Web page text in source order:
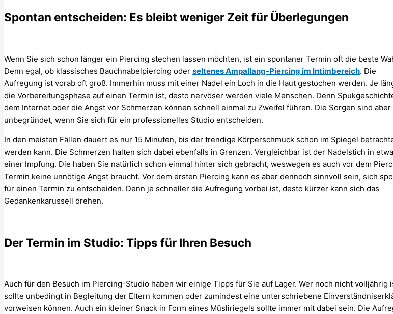
Spontan entscheiden: Es bleibt weniger Zeit für Überlegungen
Wenn Sie sich schon länger ein Piercing stechen lassen möchten, ist ein spontaner Termin oft die beste
Denn egal, ob klassisches Bauchnabelpiercing oder seltenes Ampallang-Piercing im Intimbereich. Die
Aufregung ist vorab oft groß. Immerhin muss mit einer Nadel ein Loch in die Haut gestochen werden. Je
die Vorbereitungsphase auf einen Termin ist, desto nervöser werden viele Menschen. Denn
dem Internet oder die Angst vor Schmerzen können schnell einmal zu Zweifel führen. Die Sorgen sind aber
unbegründet, wenn Sie sich für ein professionelles Studio entscheiden.
In den meisten Fällen dauert es nur 15 Minuten, bis der trendige Körperschmuck schon im Spiegel
werden kann. Die Schmerzen halten sich dabei ebenfalls in Grenzen. Vergleichbar ist der Nadelstich in
einer Impfung. Die haben Sie natürlich schon einmal hinter sich gebracht, weswegen es auch vor dem
Termin keine unnötige Angst braucht. Vor dem ersten Piercing kann es aber dennoch sinnvoll sein, sich
für einen Termin zu entscheiden. Denn je schneller die Aufregung vorbei ist, desto kürzer kann sich das
Gedankenkarussell drehen.
Der Termin im Studio: Tipps für Ihren Besuch
Auch für den Besuch im Piercing-Studio haben wir einige Tipps für Sie auf Lager. Wer noch nicht volljährig
sollte unbedingt in Begleitung der Eltern kommen oder zumindest eine unterschriebene
vorweisen können. Auch ein kleiner Snack in Form eines Müsliriegels sollte immer mit dabei sein. Die